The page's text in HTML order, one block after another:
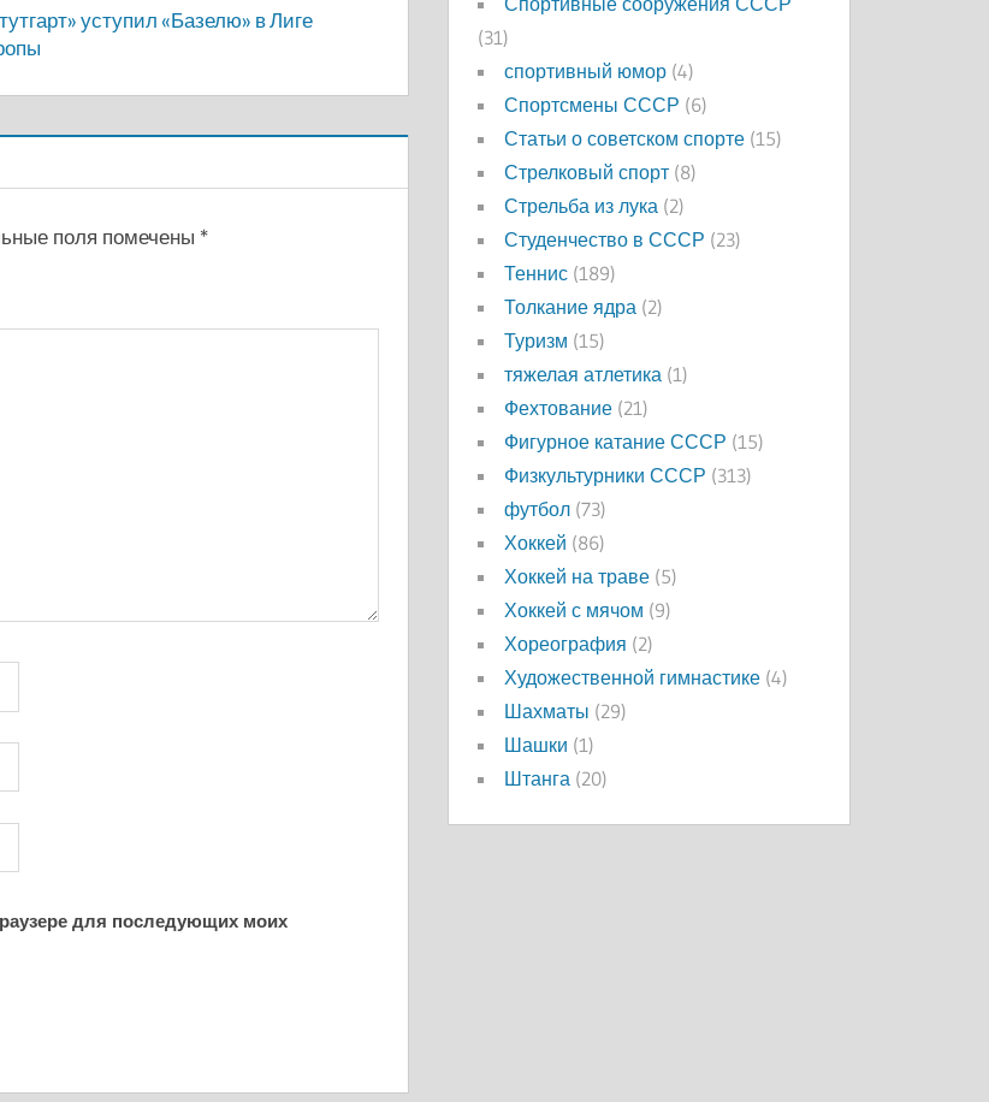
уступил «Базелю» в Лиге
поля помечены *
для последующих моих
(31)
спортивный юмор (4)
Спортсмены СССР (6)
Статьи о советском спорте (15)
Стрелковый спорт (8)
Стрельба из лука (2)
Студенчество в СССР (23)
Теннис (189)
Толкание ядра (2)
Туризм (15)
тяжелая атлетика (1)
Фехтование (21)
Фигурное катание СССР (15)
Физкультурники СССР (313)
футбол (73)
Хоккей (86)
Хоккей на траве (5)
Хоккей с мячом (9)
Хореография (2)
Художественной гимнастике (4)
Шахматы (29)
Шашки (1)
Штанга (20)